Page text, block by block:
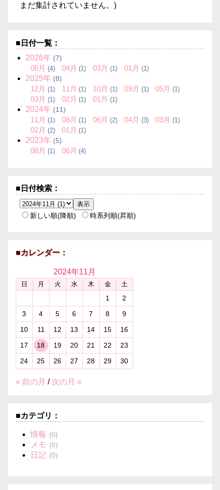
まだ集計されていません。)
■日付一覧：
2026年 (7)
06月 (4) 04月 (1) 03月 (1) 01月 (1)
2025年 (8)
12月 (1) 11月 (1) 10月 (1) 09月 (1) 05月 (1)
03月 (1) 02月 (1) 01月 (1)
2024年 (11)
11月 (1) 08月 (1) 06月 (2) 04月 (3) 03月 (1)
02月 (2) 01月 (1)
2023年 (5)
08月 (1) 06月 (4)
■日付検索：
新しい順(降順) 時系列順(昇順)
■カレンダー：
2024年11月
日 月 火 水 木 金 土
1
2
3
4 5 6 7 8
9
10
11 12 13 14 15
16
17
18 19 20 21 22
23
24
25 26 27 28 29 30
« 前の月 / 次の月 »
■カテゴリ：
情報 (0)
メモ (0)
日記 (0)